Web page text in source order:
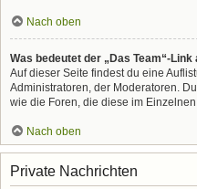
Nach oben
Was bedeutet der „Das Team“-
Auf dieser Seite findest du eine
Administratoren, der Moderatoren.
wie die Foren, die diese im
Nach oben
Private Nachrichten